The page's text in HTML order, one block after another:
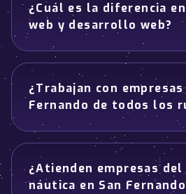
¿Cuál es la diferencia
web y desarrollo web?
¿Trabajan con empresas
Fernando de todos los
¿Atienden empresas
náutica en San